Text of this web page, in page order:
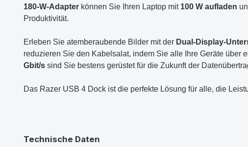
180-W-Adapter können Sie Ihren Laptop mit 100 W aufladen
Produktivität.
Erleben Sie atemberaubende Bilder mit der Dual-Display-
reduzieren Sie den Kabelsalat, indem Sie alle Ihre Geräte
Gbit/s sind Sie bestens gerüstet für die Zukunft der
Das Razer USB 4 Dock ist die perfekte Lösung für alle, die
Technische Daten